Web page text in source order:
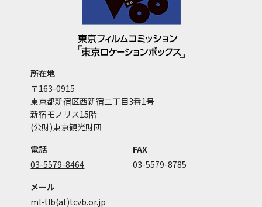
所在地
〒163-0915
東京都新宿区西新宿二丁目3番1号
新宿モノリス15階
(公財)東京観光財団
電話
03-5579-8464
FAX
03-5579-8785
メール
ml-tlb(at)tcvb.or.jp